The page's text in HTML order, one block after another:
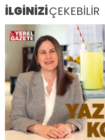
İLGİNİZİÇEKEBİLİR